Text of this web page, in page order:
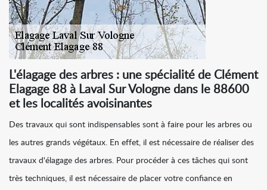
L'élagage des arbres : une spécialité de Clément
Elagage 88 à Laval Sur Vologne dans le 88600
et les localités avoisinantes
Des travaux qui sont indispensables sont à faire pour les arbres ou
les autres grands végétaux. En effet, il est nécessaire de réaliser des
travaux d'élagage des arbres. Pour procéder à ces tâches qui sont
très techniques, il est nécessaire de placer votre confiance en